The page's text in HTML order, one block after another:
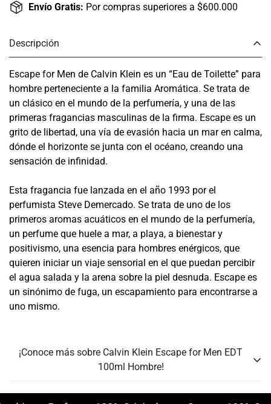
Envío Gratis: Por compras superiores a $600.000
Descripción
Escape for Men de Calvin Klein es un “Eau de Toilette” para
hombre perteneciente a la familia Aromática. Se trata de
un clásico en el mundo de la perfumería, y una de las
primeras fragancias masculinas de la firma. Escape es un
grito de libertad, una vía de evasión hacia un mar en calma,
dónde el horizonte se junta con el océano, creando una
sensación de infinidad.
Esta fragancia fue lanzada en el año 1993 por el
perfumista Steve Demercado. Se trata de uno de los
primeros aromas acuáticos en el mundo de la perfumería,
un perfume que huele a mar, a playa, a bienestar y
positivismo, una esencia para hombres enérgicos, que
quieren iniciar un viaje sensorial en el que puedan percibir
el agua salada y la arena sobre la piel desnuda. Escape es
un sinónimo de fuga, un escapamiento para encontrarse a
uno mismo.
¡Conoce más sobre Calvin Klein Escape for Men EDT
100ml Hombre!